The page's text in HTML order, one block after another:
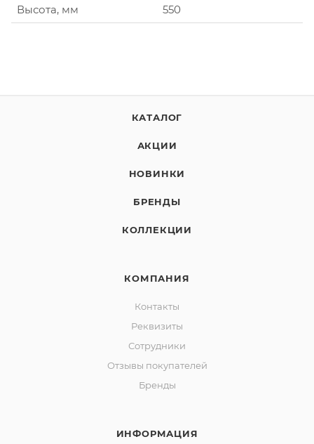
Высота, мм
550
КАТАЛОГ
АКЦИИ
НОВИНКИ
БРЕНДЫ
КОЛЛЕКЦИИ
КОМПАНИЯ
Контакты
Реквизиты
Сотрудники
Отзывы покупателей
Бренды
ИНФОРМАЦИЯ